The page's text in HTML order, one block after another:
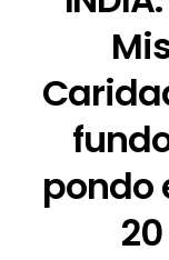
pondo